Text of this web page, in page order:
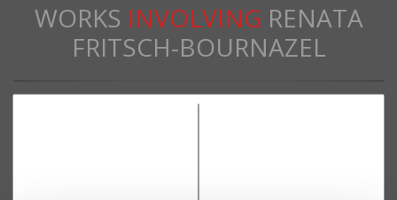
WORKS INVOLVING RENATA
FRITSCH-BOURNAZEL